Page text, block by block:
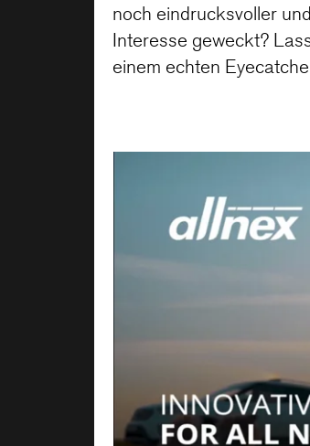
noch eindrucksvoller
Interesse geweckt?
einem echten